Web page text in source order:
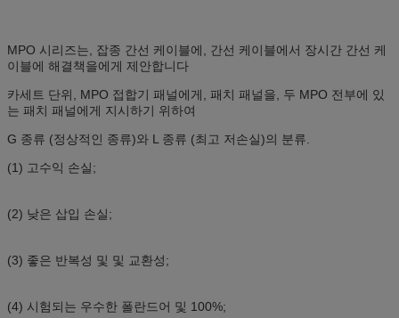
MPO 시리즈는, 잡종 간선 케이블에, 간선 케이블에서 장시간 간선 케
이블에 해결책을에게 제안합니다
카세트 단위, MPO 접합기 패널에게, 패치 패널을, 두 MPO 전부에 있
는 패치 패널에게 지시하기 위하여
G 종류 (정상적인 종류)와 L 종류 (최고 저손실)의 분류.
(1) 고수익 손실;
(2) 낮은 삽입 손실;
(3) 좋은 반복성 및 및 교환성;
(4) 시험되는 우수한 폴란드어 및 100%;